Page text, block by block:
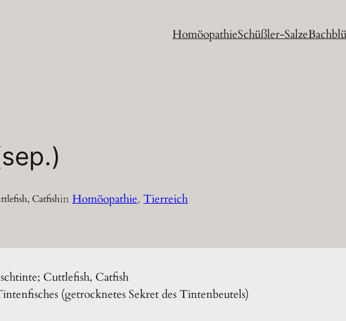
HomöopathieSchüßler-Salze
CatfishinHomöopathie, Tierreich
Cuttlefish, Catfish
(getrocknetes Sekret des Tintenbeutels)